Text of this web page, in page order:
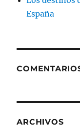
España
ARCHIVOS